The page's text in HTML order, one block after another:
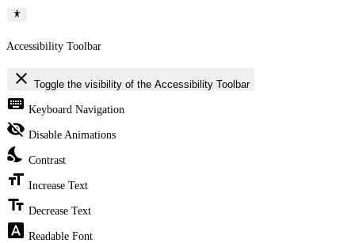
Accessibility Toolbar
close Toggle the visibility of the Accessibility Toolbar
keyboard Keyboard Navigation
visibility_off Disable Animations
nights_stay Contrast
format_size Increase Text
text_fields Decrease Text
font_download Readable Font